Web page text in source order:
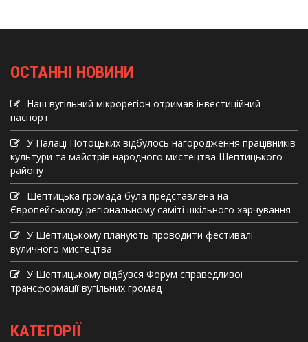
ОСТАННІ НОВИНИ
Наш вугільний мікрорегіон отримав інвеcтиційний
паспорт
У Палаці Потоцьких відбулось нагородження працівників
культури та майстрів народного мистецтва Шептицького
району
Шептицька громада була представлена на
Європейському регіональному саміті шкільного харчування
У Шептицькому планують проводити фестивалі
вуличного мистецтва
У Шептицькому відбувся Форум справедливої
трансформації вугільних громад
КАТЕГОРІЇ